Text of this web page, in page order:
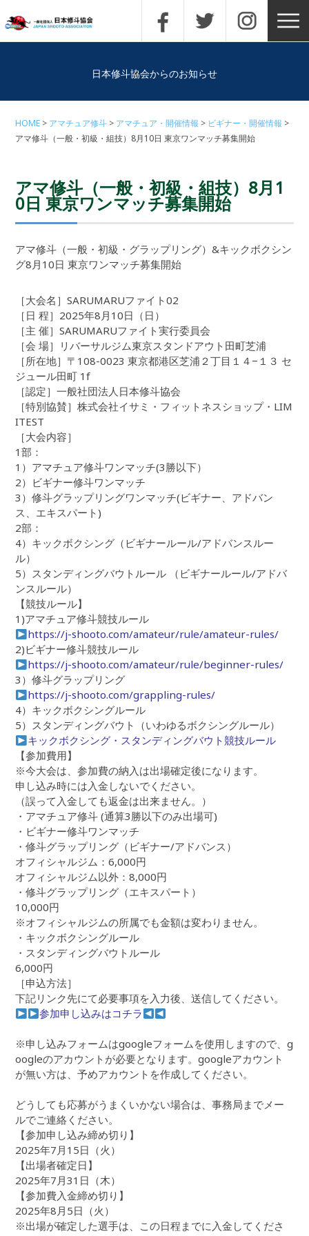
日本修斗協会からのお知らせ
HOME アマチュア修斗 アマチュア・開催情報
ビギナー・開催情報
アマ修斗（一般・初級・組技）8月10日 東京ワンマッチ募集開始
アマ修斗（一般・初級・組技）8月1
0日 東京ワンマッチ募集開始
アマ修斗（一般・初級・グラップリング）&キックボクシン
グ8月10日 東京ワンマッチ募集開始
［大会名］SARUMARUファイト02
［日 程］2025年8月10日（日）
［主 催］SARUMARUファイト実行委員会
［会 場］リバーサルジム東京スタンドアウト田町芝浦
［所在地］〒108-0023 東京都港区芝浦２丁目１４−１３ セ
ジュール田町 1f
［認定］一般社団法人日本修斗協会
［特別協賛］株式会社イサミ・フィットネスショップ・LIM
ITEST
［大会内容］
1部：
1）アマチュア修斗ワンマッチ(3勝以下）
2）ビギナー修斗ワンマッチ
3）修斗グラップリングワンマッチ(ビギナー、アドバン
ス、エキスパート)
2部：
4）キックボクシング（ビギナールール/アドバンスルー
ル）
5）スタンディングバウトルール （ビギナールール/アドバ
ンスルール）
【競技ルール】
1)アマチュア修斗競技ルール
https://j-shooto.com/amateur/rule/amateur-rules/
2)ビギナー修斗競技ルール
https://j-shooto.com/amateur/rule/beginner-rules/
3）修斗グラップリング
https://j-shooto.com/grappling-rules/
4）キックボクシングルール
5）スタンディングバウト（いわゆるボクシングルール）
キックボクシング・スタンディングバウト競技ルール
【参加費用】
※今大会は、参加費の納入は出場確定後になります。
申し込み時には入金しないでください。
（誤って入金しても返金は出来ません。）
・アマチュア修斗 (通算3勝以下のみ出場可)
・ビギナー修斗ワンマッチ
・修斗グラップリング（ビギナー/アドバンス）
オフィシャルジム：6,000円
オフィシャルジム以外：8,000円
・修斗グラップリング（エキスパート）
10,000円
※オフィシャルジムの所属でも金額は変わりません。
・キックボクシングルール
・スタンディングバウトルール
6,000円
［申込方法］
下記リンク先にて必要事項を入力後、送信してください。
参加申し込みはコチラ
※申し込みフォームはgoogleフォームを使用しますので、g
oogleのアカウントが必要となります。googleアカウント
が無い方は、予めアカウントを作成してください。
どうしても応募がうまくいかない場合は、事務局までメー
ルでご連絡ください。
【参加申し込み締め切り】
2025年7月15日（火）
【出場者確定日】
2025年7月31日（木）
【参加費入金締め切り】
2025年8月5日（火）
※出場が確定した選手は、この日程までに入金してくださ